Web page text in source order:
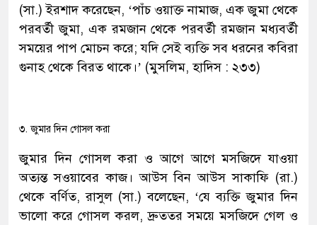
(সা.) ইরশাদ করেছেন, ‘পাঁচ ওয়াক্ত নামাজ, এক জুমা থেকে
পরবর্তী জুমা, এক রমজান থেকে পরবর্তী রমজান মধ্যবর্তী
সময়ের পাপ মোচন করে; যদি সেই ব্যক্তি সব ধরনের কবিরা
গুনাহ থেকে বিরত থাকে।’ (মুসলিম, হাদিস : ২৩৩)
৩. জুমার দিন গোসল করা
জুমার দিন গোসল করা ও আগে আগে মসজিদে যাওয়া
অত্যন্ত সওয়াবের কাজ। আউস বিন আউস সাকাফি (রা.)
থেকে বর্ণিত, রাসুল (সা.) বলেছেন, ‘যে ব্যক্তি জুমার দিন
ভালো করে গোসল করল, দ্রুততর সময়ে মসজিদে গেল ও